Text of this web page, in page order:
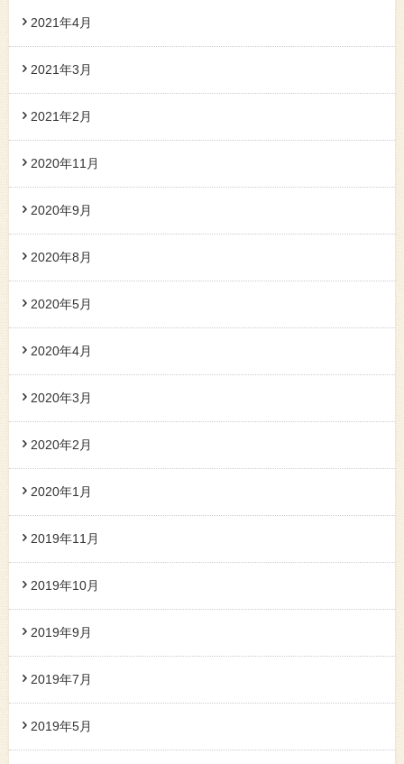
2021年4月
2021年3月
2021年2月
2020年11月
2020年9月
2020年8月
2020年5月
2020年4月
2020年3月
2020年2月
2020年1月
2019年11月
2019年10月
2019年9月
2019年7月
2019年5月